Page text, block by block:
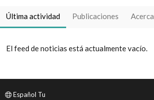
Última actividad Publicaciones Acerca
El feed de noticias está actualmente vacío.
Español Tu